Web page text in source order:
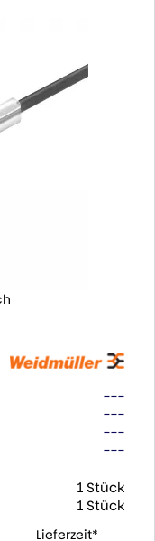
---
---
---
---
1 Stück
1 Stück
Lieferzeit*